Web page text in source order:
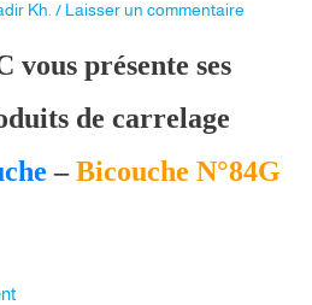
Kh. / Laisser un commentaire
vous présente ses
de carrelage
–Bicouche N°84G​